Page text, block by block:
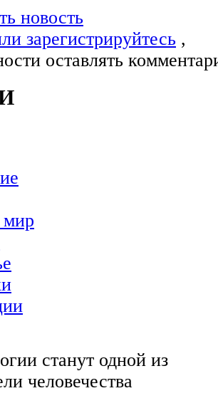
новость
зарегистрируйтесь ,
оставлять
мир